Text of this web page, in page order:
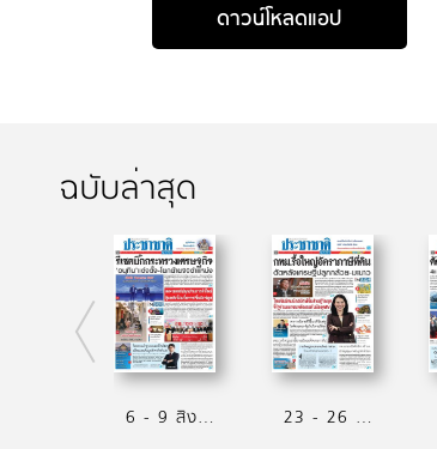
ดาวน์โหลดแอป
ฉบับล่าสุด
6 - 9 สิงหาคม 2569 23 - 26 กรกฏาคม 2569